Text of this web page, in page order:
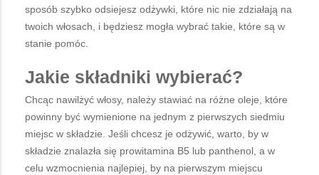
sposób szybko odsiejesz odżywki, które nic nie zdziałają na
twoich włosach, i będziesz mogła wybrać takie, które są w
stanie pomóc.
Jakie składniki wybierać?
Chcąc nawilżyć włosy, należy stawiać na różne oleje, które
powinny być wymienione na jednym z pierwszych siedmiu
miejsc w składzie. Jeśli chcesz je odżywić, warto, by w
składzie znalazła się prowitamina B5 lub panthenol, a w
celu wzmocnienia najlepiej, by na pierwszym miejscu